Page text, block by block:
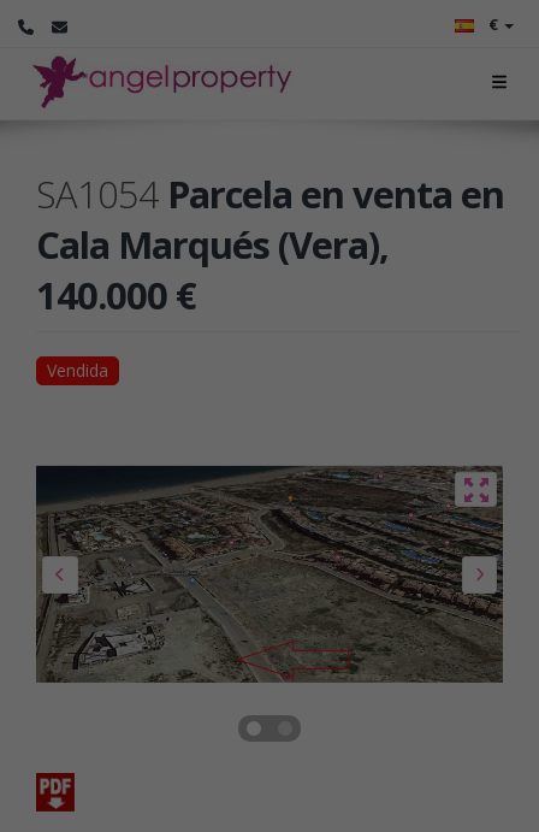
€
SA1054 Parcela en venta en
Cala Marqués (Vera),
140.000 €
Vendida